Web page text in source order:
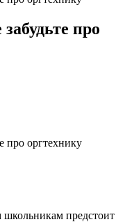
про
про оргтехнику
школьникам предстоит